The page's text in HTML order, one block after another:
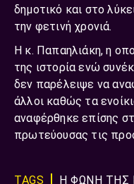
δημοτικό και στο
την φετινή χρονιά.
Η κ. Παπαηλιάκη, η
της ιστορία ενώ
δεν παρέλειψε να
άλλοι καθώς τα
αναφέρθηκε επίσης
πρωτεύουσας τις
TAGS Η ΦΩΝΗ ΤΗΣ